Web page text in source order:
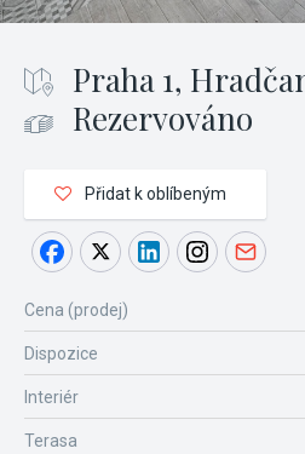
Praha 1,
Rezervováno
Přidat k oblíbeným
Cena (prodej)
Dispozice
Interiér
Terasa